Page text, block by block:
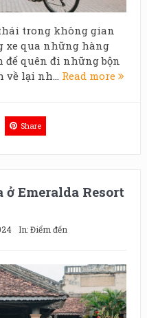
trong không gian
xe qua những hàng
để quên đi những bộn
về lại nh... Read more
Share
Emeralda Resort
In:Điểm đến